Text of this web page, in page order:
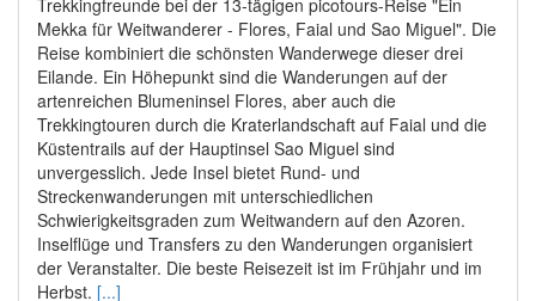
Trekkingfreunde bei der 13-tägigen picotours-Reise "Ein
Mekka für Weitwanderer - Flores, Faial und Sao Miguel". Die
Reise kombiniert die schönsten Wanderwege dieser drei
Eilande. Ein Höhepunkt sind die Wanderungen auf der
artenreichen Blumeninsel Flores, aber auch die
Trekkingtouren durch die Kraterlandschaft auf Faial und die
Küstentrails auf der Hauptinsel Sao Miguel sind
unvergesslich. Jede Insel bietet Rund- und
Streckenwanderungen mit unterschiedlichen
Schwierigkeitsgraden zum Weitwandern auf den Azoren.
Inselflüge und Transfers zu den Wanderungen organisiert
der Veranstalter. Die beste Reisezeit ist im Frühjahr und im
Herbst. [...]